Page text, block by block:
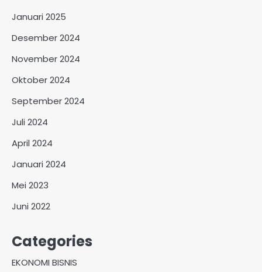
Januari 2025
Desember 2024
November 2024
Oktober 2024
September 2024
Juli 2024
April 2024
Januari 2024
Mei 2023
Juni 2022
Categories
EKONOMI BISNIS